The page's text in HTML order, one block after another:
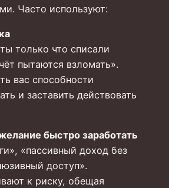
Часто используют:
только что списали
пытаются взломать».
вас способности
и заставить действовать
быстро заработать
«пассивный доход без
доступ».
к риску, обещая